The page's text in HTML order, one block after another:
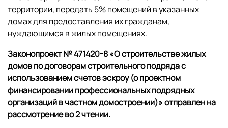
территории, передать 5% помещений в указанных
домах для предоставления их гражданам,
нуждающимся в жилых помещениях.
Законопроект № 471420-8 «О строительстве жилых
домов по договорам строительного подряда с
использованием счетов эскроу (о проектном
финансировании профессиональных подрядных
организаций в частном домостроении)» отправлен на
рассмотрение во 2 чтении.